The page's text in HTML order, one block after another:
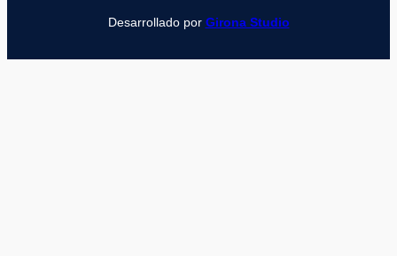
Desarrollado por Girona Studio